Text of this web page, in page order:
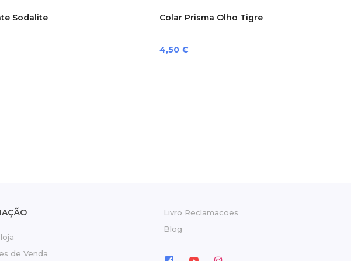
Sodalite Colar Prisma Olho Tigre
Preço
4,50 €
de Venda
Livro Reclamacoes
Blog